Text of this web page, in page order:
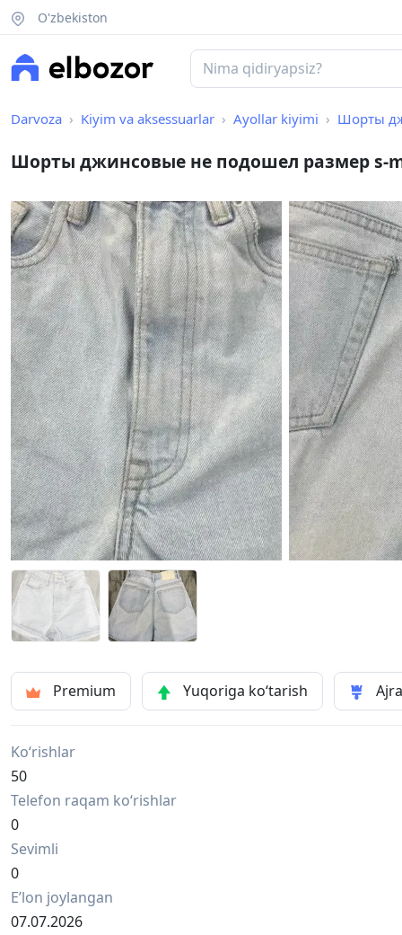
O'zbekiston
Darvoza Kiyim va aksessuarlar Ayollar kiyimi Шорты
Шорты джинсовые не подошел размер s-
Premium Yuqoriga ko‘tarish
Ko‘rishlar
50
Telefon raqam ko‘rishlar
0
Sevimli
0
Eʼlon joylangan
07.07.2026